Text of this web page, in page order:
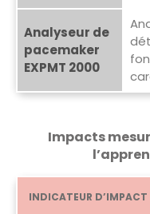
Analyseur de
pacemaker
EXPMT 2000
Impacts
INDICATEUR D’IMPACT